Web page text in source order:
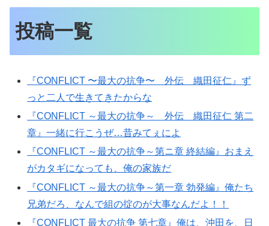
投稿一覧
『CONFLICT 〜最大の抗争〜 外伝 織田征仁』ず
っと二人で生きてきたからな
『CONFLICT ～最大の抗争～ 外伝 織田征仁 第二
章』一緒に行こうぜ…昔みてぇによ
『CONFLICT ～最大の抗争～第ニ章 終結編』おまえ
がカタギになっても、俺の家族だ
『CONFLICT ～最大の抗争～第一章 勃発編』俺たち
兄弟だろ、なんで組の掟のが大事なんだよ！！
『CONFLICT 最大の抗争 第七章』俺は、沖田を、日